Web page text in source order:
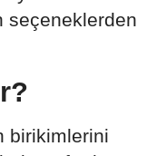
seçeneklerden
birikimlerini